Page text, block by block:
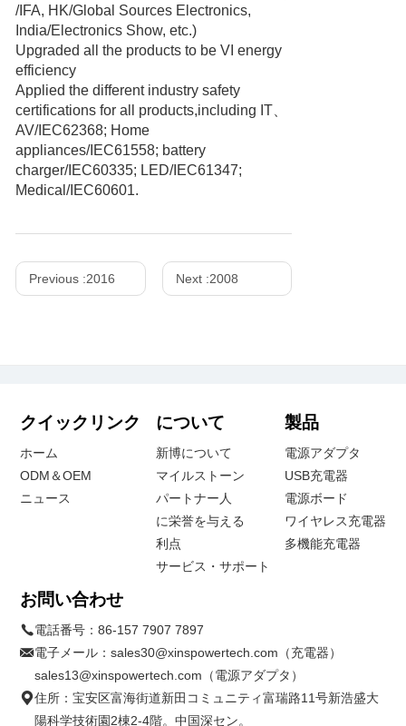
/IFA, HK/Global Sources Electronics,
India/Electronics Show, etc.)
Upgraded all the products to be VI energy
efficiency
Applied the different industry safety
certifications for all products,including IT、
AV/IEC62368; Home
appliances/IEC61558; battery
charger/IEC60335; LED/IEC61347;
Medical/IEC60601.
Previous :2016 Next :2008
クイックリンク
ホーム
ODM＆OEM
ニュース
について
新博について
マイルストーン
パートナー人
に栄誉を与える
利点
サービス・サポート
製品
電源アダプタ
USB充電器
電源ボード
ワイヤレス充電器
多機能充電器
お問い合わせ
電話番号：86-157 7907 7897
電子メール：sales30@xinspowertech.com（充電器）
sales13@xinspowertech.com（電源アダプタ）
住所：宝安区富海街道新田コミュニティ富瑞路11号新浩盛大
陽科学技術園2棟2-4階。中国深セン。